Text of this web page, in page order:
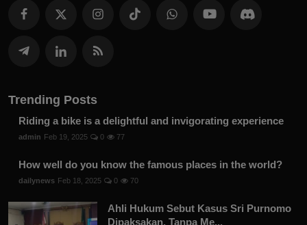
Trending Posts
Riding a bike is a delightful and invigorating experience
admin Feb 19, 2025 0 77
How well do you know the famous places in the world?
dailynews Feb 18, 2025 0 70
Ahli Hukum Sebut Kasus Sri Purnomo
Dipaksakan, Tanpa Me...